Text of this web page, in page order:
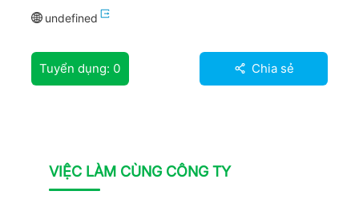
undefined
Tuyển dụng: 0 Chia sẻ
VIỆC LÀM CÙNG CÔNG TY